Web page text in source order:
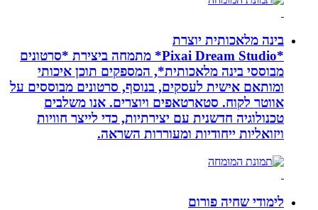
בינה מלאכותית יוצרת
*Pixai Dream Studio* מתמחה ביצירת *סרטונים
מבוססי בינה מלאכותית*, המספקים תוכן איכותי
ומותאם אישית לעסקים, בנוסף, סרטונים מבוססים על
אווטר לקוח. סטארטאפים ויוצרים. אנו משלבים
טכנולוגיה חדשנית עם יצירתיות, כדי לייצר חוויות
ויזואליות ייחודיות ומעוררות השראה.
לימודי שחיה פורום